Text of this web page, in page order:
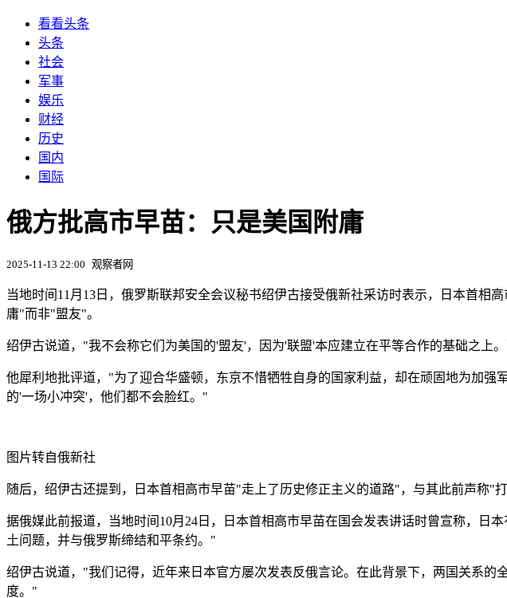
看看头条
头条
社会
军事
娱乐
财经
历史
国内
国际
俄方批高市早苗：只是美国附庸
2025-11-13 22:00 观察者网
当地时间11月13日，俄罗斯联邦安全会议秘书绍伊古接受俄新社采访时表示，日本首
庸"而非"盟友"。
绍伊古说道，"我不会称它们为美国的'盟友'，因为'联盟'本应建立在平等合作的基础之上
他犀利地批评道，"为了迎合华盛顿，东京不惜牺牲自身的国家利益，却在顽固地为加
的'一场小冲突'，他们都不会脸红。"
图片转自俄新社
随后，绍伊古还提到，日本首相高市早苗"走上了历史修正主义的道路"，与其此前声称"
据俄媒此前报道，当地时间10月24日，日本首相高市早苗在国会发表讲话时曾宣称，日
土问题，并与俄罗斯缔结和平条约。"
绍伊古说道，"我们记得，近年来日本官方屡次发表反俄言论。在此背景下，两国关系
度。"